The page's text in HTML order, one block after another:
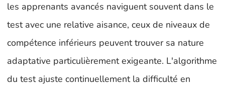
les apprenants avancés naviguent souvent dans le
test avec une relative aisance, ceux de niveaux de
compétence inférieurs peuvent trouver sa nature
adaptative particulièrement exigeante. L'algorithme
du test ajuste continuellement la difficulté en